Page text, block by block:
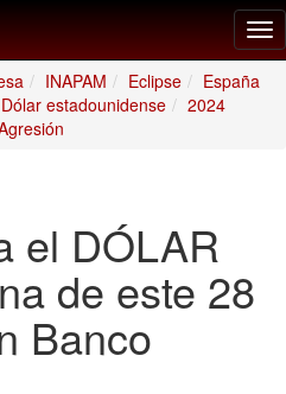
INAPAM Eclipse
España
Dólar estadounidense
2024
el DÓLAR
de este 28
Banco